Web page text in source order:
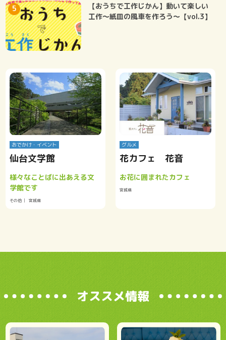
【おうちで工作じかん】動いて楽しい
工作～紙皿の風車を作ろう～【vol.3】
おでかけ・イベント
仙台文学館
様々なことばに出あえる文
学館です
その他 宮城県
グルメ
花カフェ 花音
お花に囲まれたカフェ
宮城県
オススメ情報